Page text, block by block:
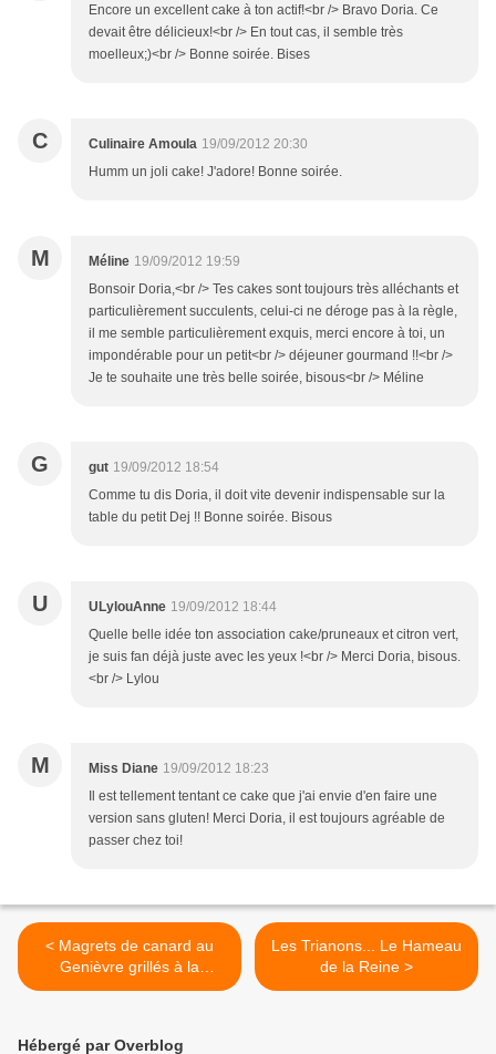
Encore un excellent cake à ton actif!<br /> Bravo Doria. Ce
devait être délicieux!<br /> En tout cas, il semble très
moelleux;)<br /> Bonne soirée. Bises
C Culinaire Amoula 19/09/2012 20:30
Humm un joli cake! J'adore! Bonne soirée.
M Méline 19/09/2012 19:59
Bonsoir Doria,<br /> Tes cakes sont toujours très alléchants et
particulièrement succulents, celui-ci ne déroge pas à la règle,
il me semble particulièrement exquis, merci encore à toi, un
impondérable pour un petit<br /> déjeuner gourmand !!<br />
Je te souhaite une très belle soirée, bisous<br /> Méline
G gut 19/09/2012 18:54
Comme tu dis Doria, il doit vite devenir indispensable sur la
table du petit Dej !! Bonne soirée. Bisous
U ULylouAnne 19/09/2012 18:44
Quelle belle idée ton association cake/pruneaux et citron vert,
je suis fan déjà juste avec les yeux !<br /> Merci Doria, bisous.
<br /> Lylou
M Miss Diane 19/09/2012 18:23
Il est tellement tentant ce cake que j'ai envie d'en faire une
version sans gluten! Merci Doria, il est toujours agréable de
passer chez toi!
< Magrets de canard au
Genièvre grillés à la
plancha
Les Trianons... Le Hameau
de la Reine >
Hébergé par Overblog